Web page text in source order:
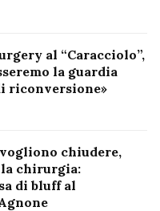
al “Caracciolo”,
la guardia
riconversione»
chiudere,
chirurgia:
di bluff al